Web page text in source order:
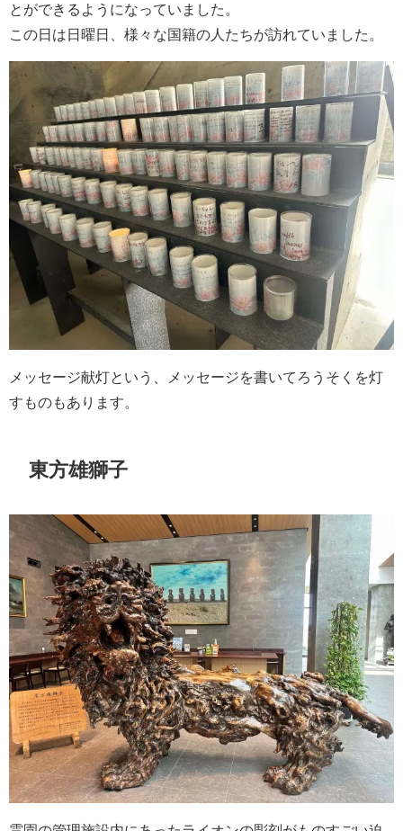
とができるようになっていました。
この日は日曜日、様々な国籍の人たちが訪れていました。
メッセージ献灯という、メッセージを書いてろうそくを灯
すものもあります。
東方雄獅子